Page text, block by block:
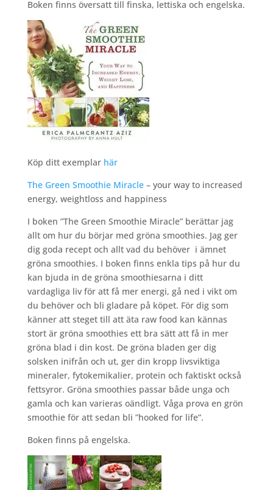
Boken finns översatt till finska, lettiska och engelska.
Köp ditt exemplar här
The Green Smoothie Miracle– your way to increased
energy, weightloss and happiness
I boken ”The Green Smoothie Miracle” berättar jag
allt om hur du börjar med gröna smoothies. Jag ger
dig goda recept och allt vad du behöver i ämnet
gröna smoothies. I boken finns enkla tips på hur du
kan bjuda in de gröna smoothiesarna i ditt
vardagliga liv för att få mer energi, gå ned i vikt om
du behöver och bli gladare på köpet. För dig som
känner att steget till att äta raw food kan kännas
stort är gröna smoothies ett bra sätt att få in mer
gröna blad i din kost. De gröna bladen ger dig
solsken inifrån och ut, ger din kropp livsviktiga
mineraler, fytokemikalier, protein och faktiskt också
fettsyror. Gröna smoothies passar både unga och
gamla och kan varieras oändligt. Våga prova en grön
smoothie för att sedan bli ”hooked for life”.
Boken finns på engelska.